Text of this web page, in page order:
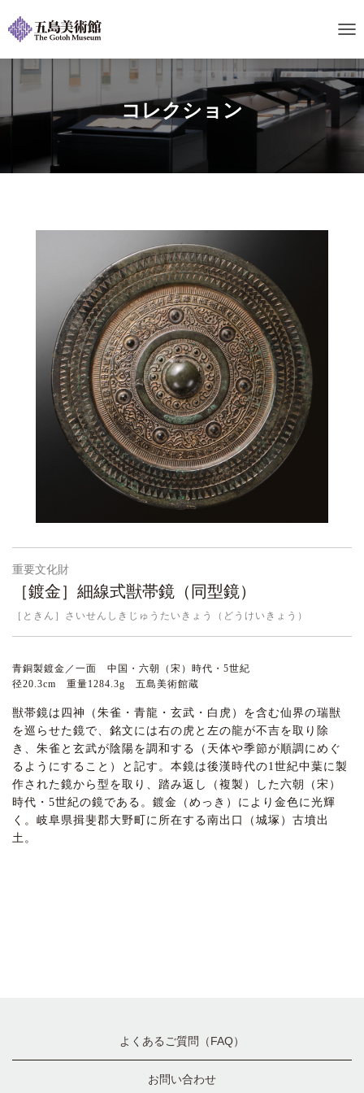
ビ
ゲ
ー
ョ
コレクション
重要文化財
［鍍金］細線式獣帯鏡（同型鏡）
［ときん］さいせんしきじゅうたいきょう（どうけいきょう）
青銅製鍍金／一面 中国・六朝（宋）時代・5世紀
径20.3cm 重量1284.3g 五島美術館蔵
獣帯鏡は四神（朱雀・青龍・玄武・白虎）を含む仙界の瑞獣
を巡らせた鏡で、銘文には右の虎と左の龍が不吉を取り除
き、朱雀と玄武が陰陽を調和する（天体や季節が順調にめぐ
るようにすること）と記す。本鏡は後漢時代の1世紀中葉に製
作された鏡から型を取り、踏み返し（複製）した六朝（宋）
時代・5世紀の鏡である。鍍金（めっき）により金色に光輝
く。岐阜県揖斐郡大野町に所在する南出口（城塚）古墳出
土。
よくあるご質問（FAQ）
お問い合わせ